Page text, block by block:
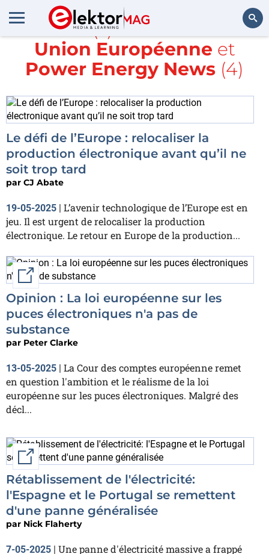
Rechercher
Article(s) avec la balise
Union Européenne et
Power Energy News (4)
Le défi de l’Europe : relocaliser la
production électronique avant qu’il ne
soit trop tard
par CJ Abate
19-05-2025 | L’avenir technologique de l’Europe est en
jeu. Il est urgent de relocaliser la production
électronique. Le retour en Europe de la production...
External link
Opinion : La loi européenne sur les
puces électroniques n'a pas de
substance
par Peter Clarke
13-05-2025 | La Cour des comptes européenne remet
en question l'ambition et le réalisme de la loi
européenne sur les puces électroniques. Malgré des
décl...
External link
Rétablissement de l'électricité:
l'Espagne et le Portugal se remettent
d'une panne généralisée
par Nick Flaherty
7-05-2025 | Une panne d'électricité massive a frappé